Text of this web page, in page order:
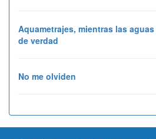
Aquametrajes, mientras las
de verdad
No me olviden